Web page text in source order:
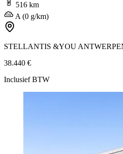
516 km
A (0 g/km)
STELLANTIS &YOU
38.440 €
Inclusief BTW